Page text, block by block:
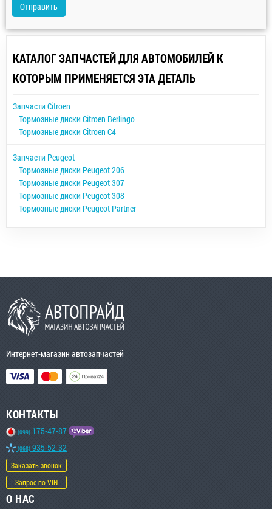
Отправить
КАТАЛОГ ЗАПЧАСТЕЙ ДЛЯ АВТОМОБИЛЕЙ К
КОТОРЫМ ПРИМЕНЯЕТСЯ ЭТА ДЕТАЛЬ
Запчасти Citroen
Тормозные диски Citroen Berlingo
Тормозные диски Citroen C4
Запчасти Peugeot
Тормозные диски Peugeot 206
Тормозные диски Peugeot 307
Тормозные диски Peugeot 308
Тормозные диски Peugeot Partner
Интернет-магазин автозапчастей
КОНТАКТЫ
(099) 175-47-87
(068) 935-52-32
Заказать звонок
Запрос по VIN
О НАС